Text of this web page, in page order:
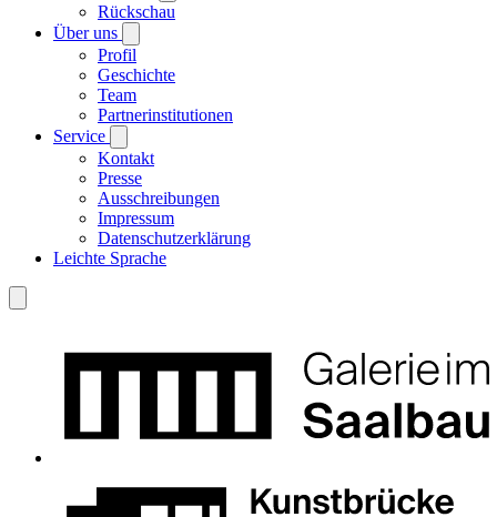
Rückschau
Über uns
Profil
Geschichte
Team
Partnerinstitutionen
Service
Kontakt
Presse
Ausschreibungen
Impressum
Datenschutzerklärung
Leichte Sprache